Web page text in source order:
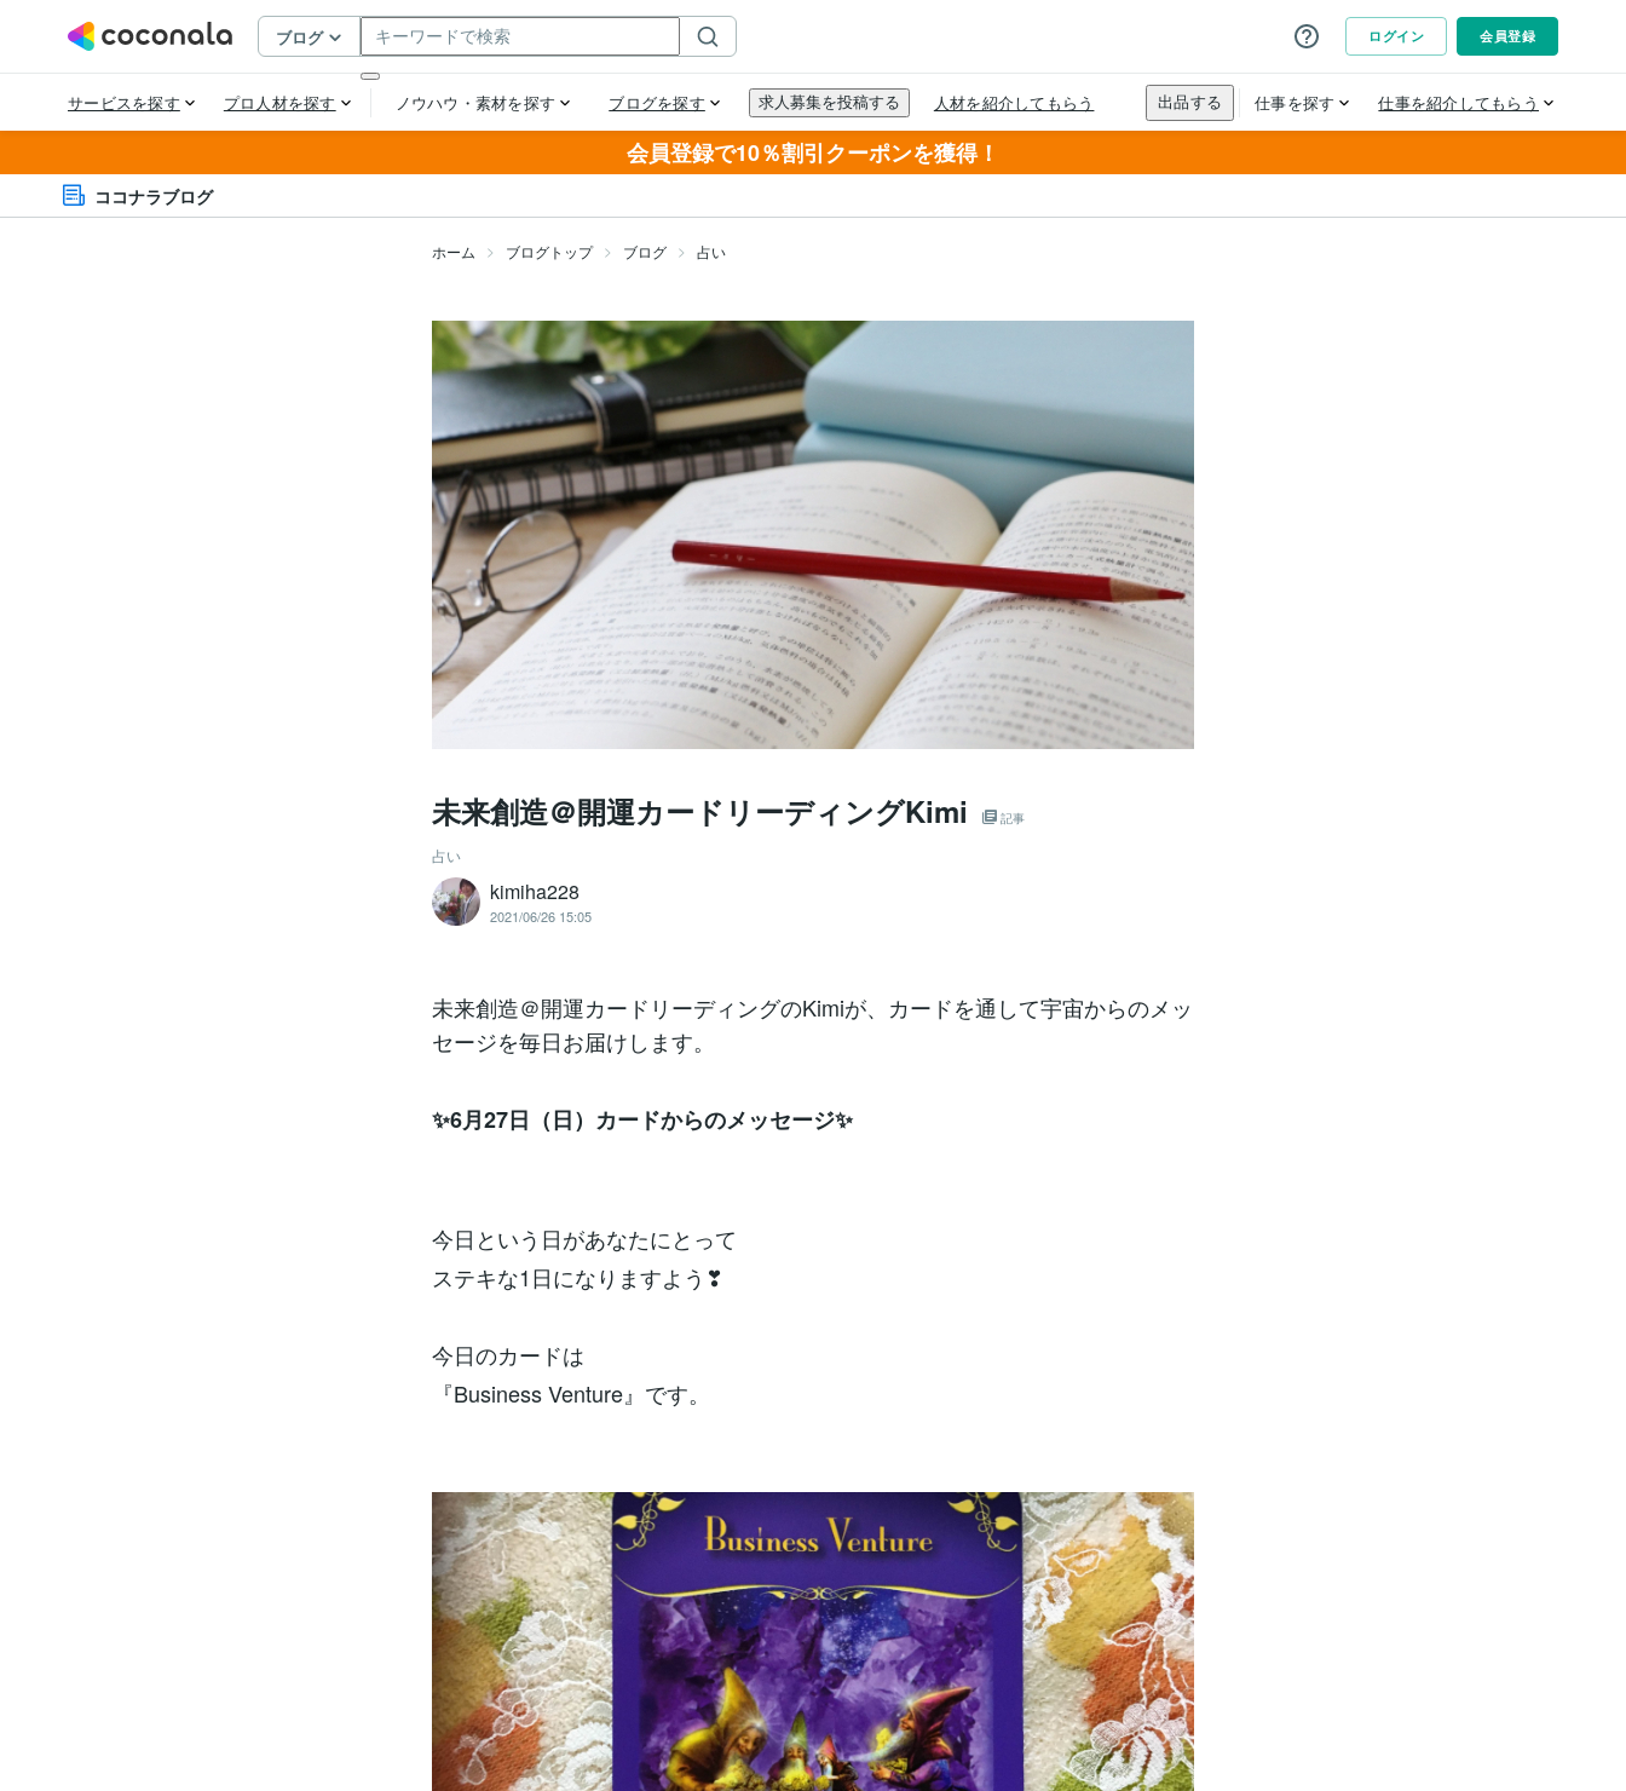
会員登録で10％割引クーポンを獲得！
ココナラブログ
ホーム ブログトップ ブログ 占い
未来創造＠開運カードリーディングKimi 記事
占い
kimiha228
2021/06/26 15:05
未来創造＠開運カードリーディングのKimiが、カードを通して宇宙からのメッ
セージを毎日お届けします。
✨6月27日（日）カードからのメッセージ✨
今日という日があなたにとって
ステキな1日になりますよう❣
今日のカードは
『Business Venture』です。